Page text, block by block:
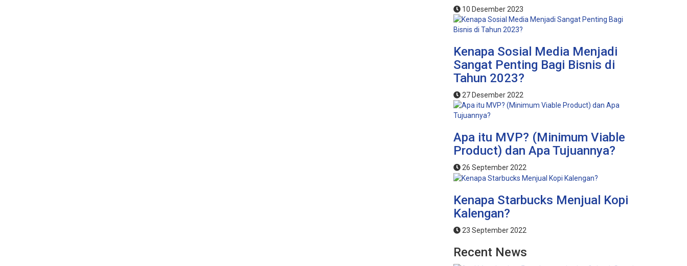
10 Desember 2023
Kenapa Sosial Media Menjadi
Sangat Penting Bagi Bisnis di
Tahun 2023?
27 Desember 2022
Apa itu MVP? (Minimum Viable
Product) dan Apa Tujuannya?
26 September 2022
Kenapa Starbucks Menjual Kopi
Kalengan?
23 September 2022
Recent News